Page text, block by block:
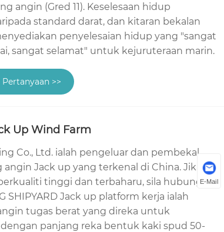
angin (Gred 11). Keselesaan hidup
standard darat, dan kitaran bekalan
penyelesaian hidup yang "sangat
sangat selamat" untuk kejuruteraan marin.
>>
Up Wind Farm
Co., Ltd. ialah pengeluar dan pembekal
Jack up yang terkenal di China. Jika
tinggi dan terbaharu, sila hubungi
SHIPYARD Jack up platform kerja ialah
tugas berat yang direka untuk
panjang reka bentuk kaki spud 50-
E-Mail